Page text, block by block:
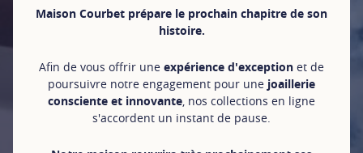
Maison Courbet prépare le prochain chapitre de son
histoire.
Afin de vous offrir une expérience d'exception et de
poursuivre notre engagement pour une joaillerie
consciente et innovante , nos collections en ligne
s'accordent un instant de pause.